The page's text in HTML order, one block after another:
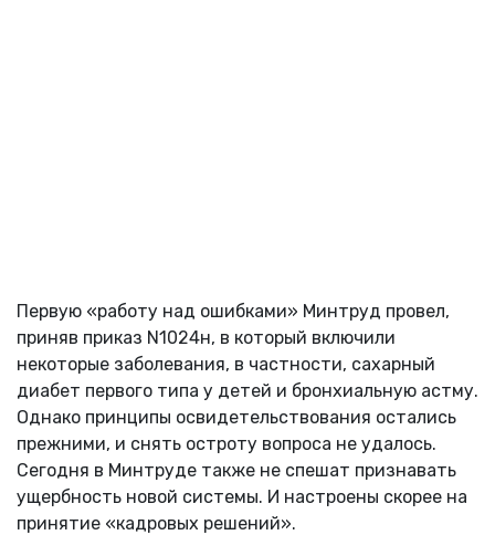
Первую «работу над ошибками» Минтруд провел,
приняв приказ N1024н, в который включили
некоторые заболевания, в частности, сахарный
диабет первого типа у детей и бронхиальную астму.
Однако принципы освидетельствования остались
прежними, и снять остроту вопроса не удалось.
Сегодня в Минтруде также не спешат признавать
ущербность новой системы. И настроены скорее на
принятие «кадровых решений».